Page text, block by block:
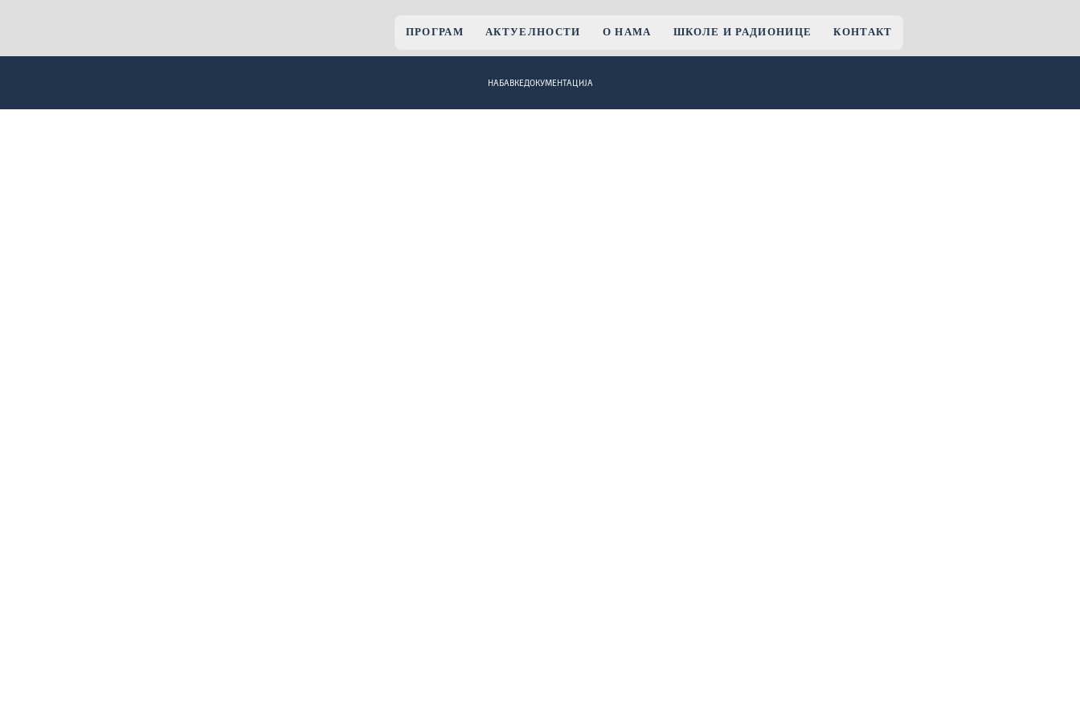
ПРОГРАМ АКТУЕЛНОСТИ О НАМА ШКОЛЕ И РАДИОНИЦЕ КОНТАКТ
НАБАВКЕДОКУМЕНТАЦИЈА